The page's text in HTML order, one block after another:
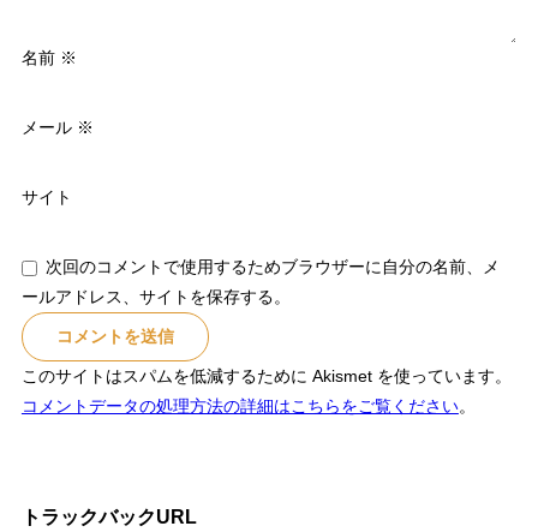
名前 ※
メール ※
サイト
次回のコメントで使用するためブラウザーに自分の名前、メ
ールアドレス、サイトを保存する。
このサイトはスパムを低減するために Akismet を使っています。
コメントデータの処理方法の詳細はこちらをご覧ください。
トラックバックURL